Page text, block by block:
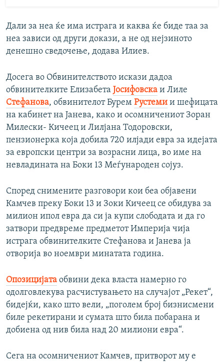
Дали за неа ќе има истрага и каква ќе биде таа за
неа зависи од други докази, а не од нејзиното
денешно сведочење, додава Илиев.
Досега во Обвинителството искази дадоа
обвинителките Елизабета Јосифовска и Лиле
Стефанова, обвинителот Бурем Рустеми и шефицата
на кабинет на Јанева, како и осомничениот Зоран
Милески- Кичеец и Лилјана Тодоровски,
пензионерка која добила 720 илјади евра за идејата
за европски центри за возрасни лица, во име на
невладината на Боки 13 Меѓународен сојуз.
Според снимените разговори кои беа објавени
Камчев преку Боки 13 и Зоки Кичеец се обидува за
милион ипол евра да си ја купи слободата и да го
затвори предвреме предметот Империја чија
истрага обвинителките Стефанова и Јанева ја
отворија во ноември минатата година.
Опозицијата обвини дека власта намерно го
одолговлекува расчистувањето на случајот „Рекет“,
бидејќи, како што вели, „поголем број бизнисмени
биле рекетирани и сумата што била побарана и
добиена од нив била над 20 милиони евра“.
Сега на осомничениот Камчев, притворот му е